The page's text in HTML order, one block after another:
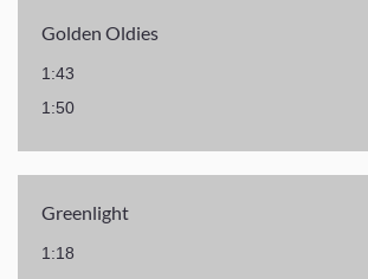
Golden Oldies
1:43
1:50
Greenlight
1:18